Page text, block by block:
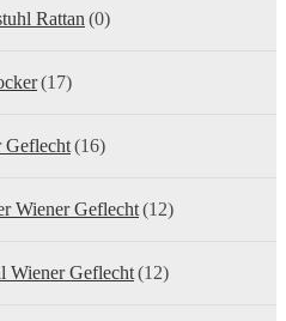
Rattan (0)
(17)
Geflecht(16)
Wiener Geflecht(12)
Wiener Geflecht(12)